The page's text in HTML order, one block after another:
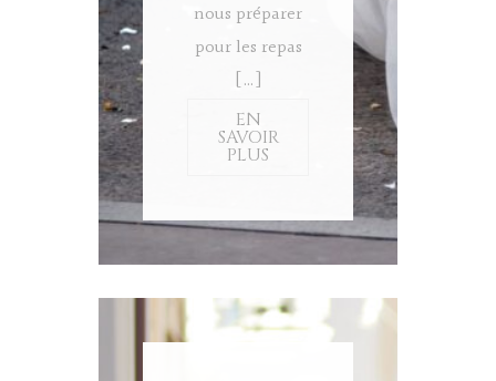
nous préparer
pour les repas
[…]
EN
SAVOIR
PLUS